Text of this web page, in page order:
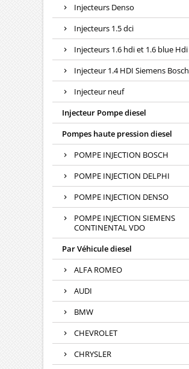
Injecteurs Denso
Injecteurs 1.5 dci
Injecteurs 1.6 hdi et 1.6 blue Hdi
Injecteur 1.4 HDI Siemens Bosch
Injecteur neuf
Injecteur Pompe diesel
Pompes haute pression diesel
POMPE INJECTION BOSCH
POMPE INJECTION DELPHI
POMPE INJECTION DENSO
POMPE INJECTION SIEMENS
CONTINENTAL VDO
Par Véhicule diesel
ALFA ROMEO
AUDI
BMW
CHEVROLET
CHRYSLER